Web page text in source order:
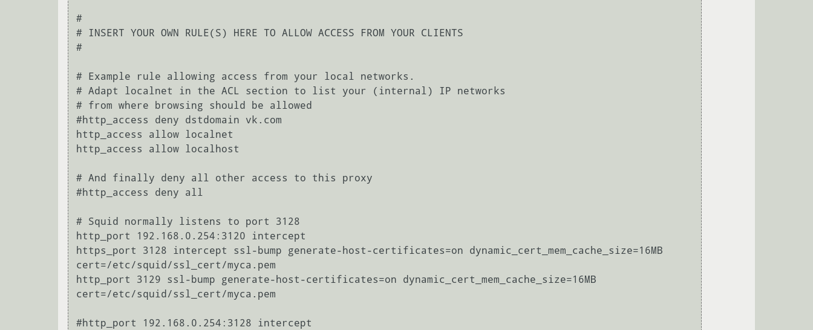
#
# INSERT YOUR OWN RULE(S) HERE TO ALLOW ACCESS FROM YOUR CLIENTS
#
# Example rule allowing access from your local networks.
# Adapt localnet in the ACL section to list your (internal) IP networks
# from where browsing should be allowed
#http_access deny dstdomain vk.com
http_access allow localnet
http_access allow localhost
# And finally deny all other access to this proxy
#http_access deny all
# Squid normally listens to port 3128
http_port 192.168.0.254:3120 intercept
https_port 3128 intercept ssl-bump generate-host-certificates=on dynamic_cert_mem_cache_size=16MB
cert=/etc/squid/ssl_cert/myca.pem
http_port 3129 ssl-bump generate-host-certificates=on dynamic_cert_mem_cache_size=16MB
cert=/etc/squid/ssl_cert/myca.pem
#http_port 192.168.0.254:3128 intercept